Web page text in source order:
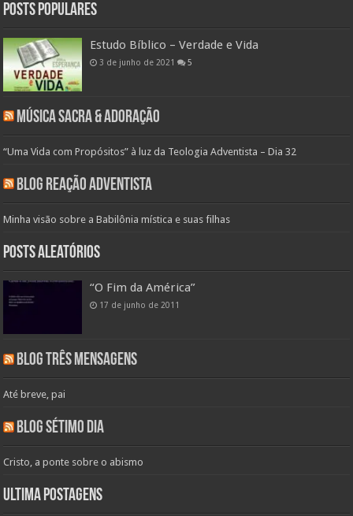
Posts populares
Estudo Bíblico – Verdade e Vida
3 de junho de 2021 5
Música Sacra & Adoração
“Uma Vida com Propósitos” à luz da Teologia Adventista – Dia 32
Blog Reação Adventista
Minha visão sobre a Babilônia mística e suas filhas
Posts aleatórios
“O Fim da América”
17 de junho de 2011
Blog Três Mensagens
Até breve, pai
Blog Sétimo Dia
Cristo, a ponte sobre o abismo
Ultima Postagens